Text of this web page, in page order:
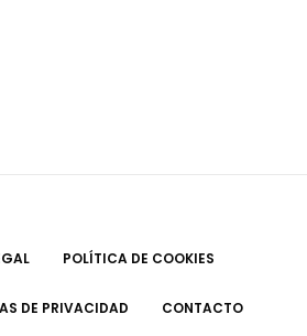
POLÍTICA DE COOKIES
DE PRIVACIDAD CONTACTO